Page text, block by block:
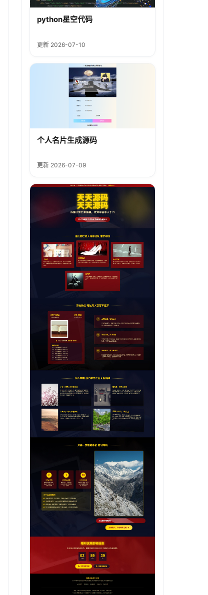
python星空代码
更新 2026-07-10
个人名片生成源码
更新 2026-07-09